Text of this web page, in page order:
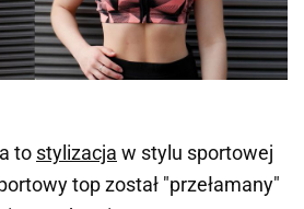
to stylizacja w stylu sportowej
top został "przełamany"